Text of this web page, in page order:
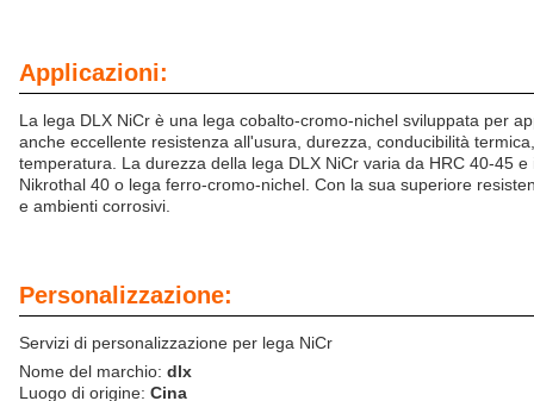
Applicazioni:
La lega DLX NiCr è una lega cobalto-cromo-nichel sviluppata per
anche eccellente resistenza all'usura, durezza, conducibilità
temperatura. La durezza della lega DLX NiCr varia da HRC 40-45
Nikrothal 40 o lega ferro-cromo-nichel. Con la sua superiore
e ambienti corrosivi.
Personalizzazione:
Servizi di personalizzazione per lega NiCr
Nome del marchio: dlx
Luogo di origine: Cina